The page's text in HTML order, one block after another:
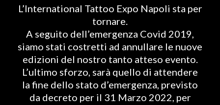
L’International Tattoo Expo Napoli sta per
tornare.
A seguito dell’emergenza Covid 2019,
siamo stati costretti ad annullare le nuove
edizioni del nostro tanto atteso evento.
L’ultimo sforzo, sarà quello di attendere
la fine dello stato d’emergenza, previsto
da decreto per il 31 Marzo 2022, per